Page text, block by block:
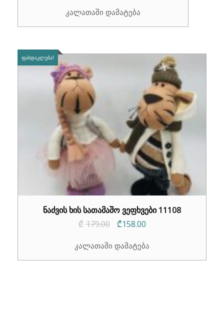
კალათაში დამატება
ᲤᲐᲡᲓᲐᲙᲚᲔᲑᲐ!
ნაძვის ხის სათამაშო ვეფხვები 11108
₾ 179.00
Original
was:
₾158.00Current
is:
კალათაში დამატება